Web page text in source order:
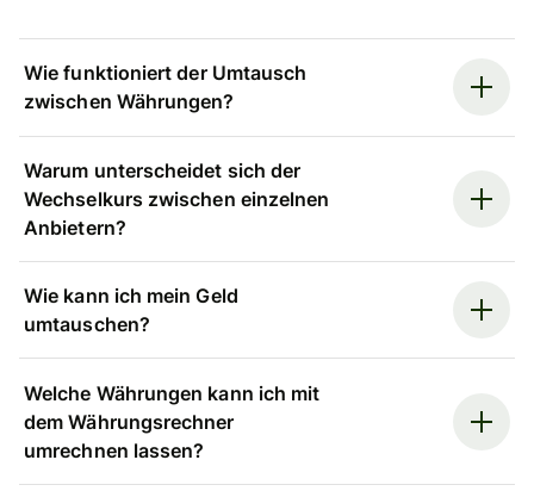
Wie funktioniert der Umtausch
zwischen Währungen?
Warum unterscheidet sich der
Wechselkurs zwischen einzelnen
Anbietern?
Wie kann ich mein Geld
umtauschen?
Welche Währungen kann ich mit
dem Währungsrechner
umrechnen lassen?